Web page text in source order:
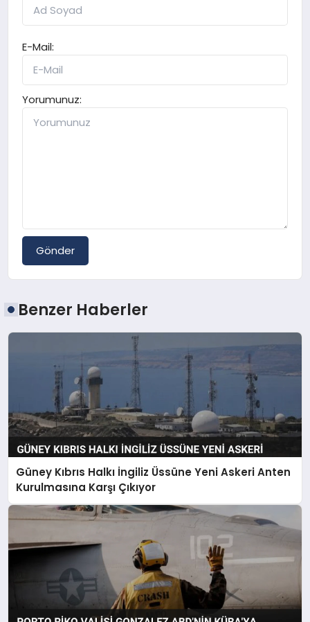
E-Mail:
Yorumunuz:
Gönder
Benzer Haberler
Güney Kıbrıs Halkı İngiliz Üssüne Yeni Askeri Anten
Kurulmasına Karşı Çıkıyor